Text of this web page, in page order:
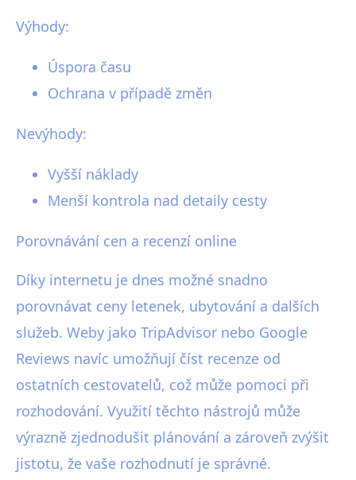
Výhody:
Úspora času
Ochrana v případě změn
Nevýhody:
Vyšší náklady
Menší kontrola nad detaily cesty
Porovnávání cen a recenzí online
Díky internetu je dnes možné snadno
porovnávat ceny letenek, ubytování a dalších
služeb. Weby jako TripAdvisor nebo Google
Reviews navíc umožňují číst recenze od
ostatních cestovatelů, což může pomoci při
rozhodování. Využití těchto nástrojů může
výrazně zjednodušit plánování a zároveň zvýšit
jistotu, že vaše rozhodnutí je správné.